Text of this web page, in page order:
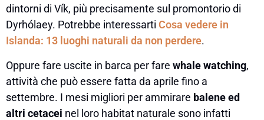
dintorni di Vík, più precisamente sul promontorio di
Dyrhólaey. Potrebbe interessarti Cosa vedere in
Islanda: 13 luoghi naturali da non perdere.
Oppure fare uscite in barca per fare whale watching,
attività che può essere fatta da aprile fino a
settembre. I mesi migliori per ammirare balene ed
altri cetacei nel loro habitat naturale sono infatti